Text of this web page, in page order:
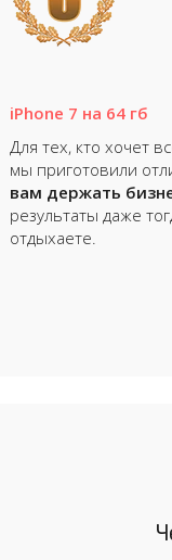
iPhone 7 на 64 гб
Для тех, кто хочет
мы приготовили
вам держать
результаты даже
отдыхаете.